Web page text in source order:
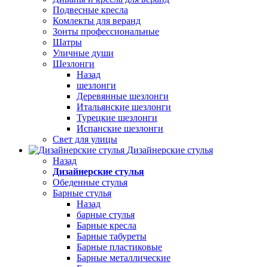
Подвесные кресла
Комлекты для веранд
Зонты профессиональные
Шатры
Уличные души
Шезлонги
Назад
шезлонги
Деревянные шезлонги
Итальянские шезлонги
Турецкие шезлонги
Испанские шезлонги
Свет для улицы
Дизайнерские стулья
Назад
Дизайнерские стулья
Обеденные стулья
Барные стулья
Назад
барные стулья
Барные кресла
Барные табуреты
Барные пластиковые
Барные металлические